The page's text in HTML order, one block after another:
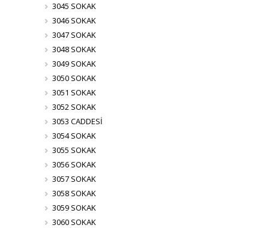
3045 SOKAK
3046 SOKAK
3047 SOKAK
3048 SOKAK
3049 SOKAK
3050 SOKAK
3051 SOKAK
3052 SOKAK
3053 CADDESİ
3054 SOKAK
3055 SOKAK
3056 SOKAK
3057 SOKAK
3058 SOKAK
3059 SOKAK
3060 SOKAK